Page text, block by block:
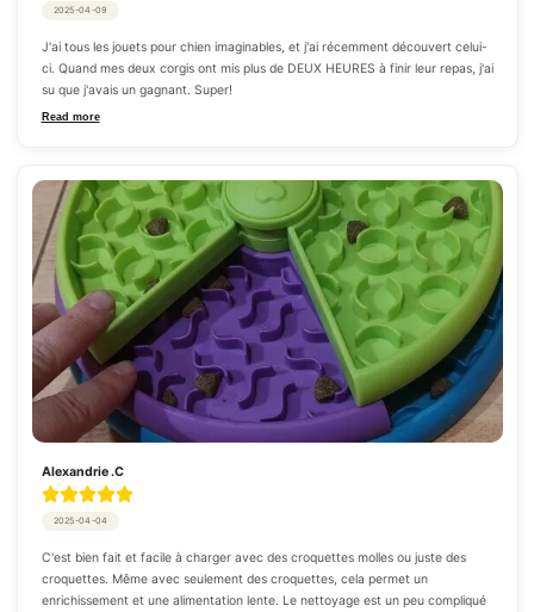
2025-04-09
J'ai tous les jouets pour chien imaginables, et j'ai récemment découvert celui-
ci. Quand mes deux corgis ont mis plus de DEUX HEURES à finir leur repas, j'ai
su que j'avais un gagnant. Super!
Read more
Alexandrie .C
2025-04-04
C'est bien fait et facile à charger avec des croquettes molles ou juste des
croquettes. Même avec seulement des croquettes, cela permet un
enrichissement et une alimentation lente. Le nettoyage est un peu compliqué